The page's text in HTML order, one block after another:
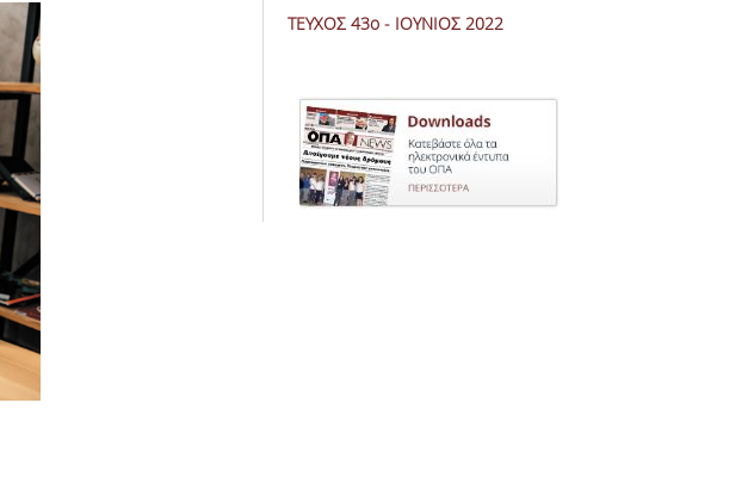
ΤΕΥΧΟΣ 43ο - ΙΟΥΝΙΟΣ 2022